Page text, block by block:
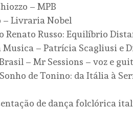
– MPB
– Livraria Nobel
Renato Russo: Equilíbrio
Musica – Patrícia Scagliusi e
– Mr Sessions – voz e
Sonho de Tonino: da Itália à
de dança folclórica